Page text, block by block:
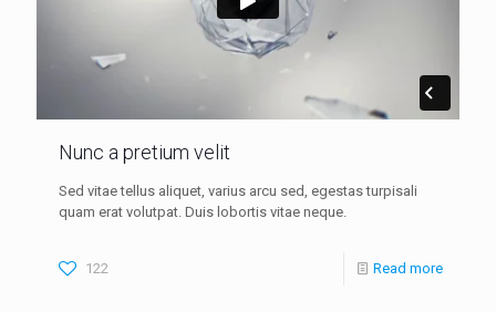
Nunc a pretium velit
Sed vitae tellus aliquet, varius arcu sed, egestas turpisali
quam erat volutpat. Duis lobortis vitae neque.
122 Read more